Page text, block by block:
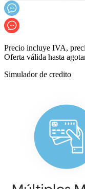
Precio incluye IVA,
Oferta válida hasta
Simulador de credito